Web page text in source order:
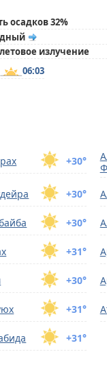
осадков 32%
излучение
06:03
+30°
+30°
+30°
+31°
+30°
+31°
+31°